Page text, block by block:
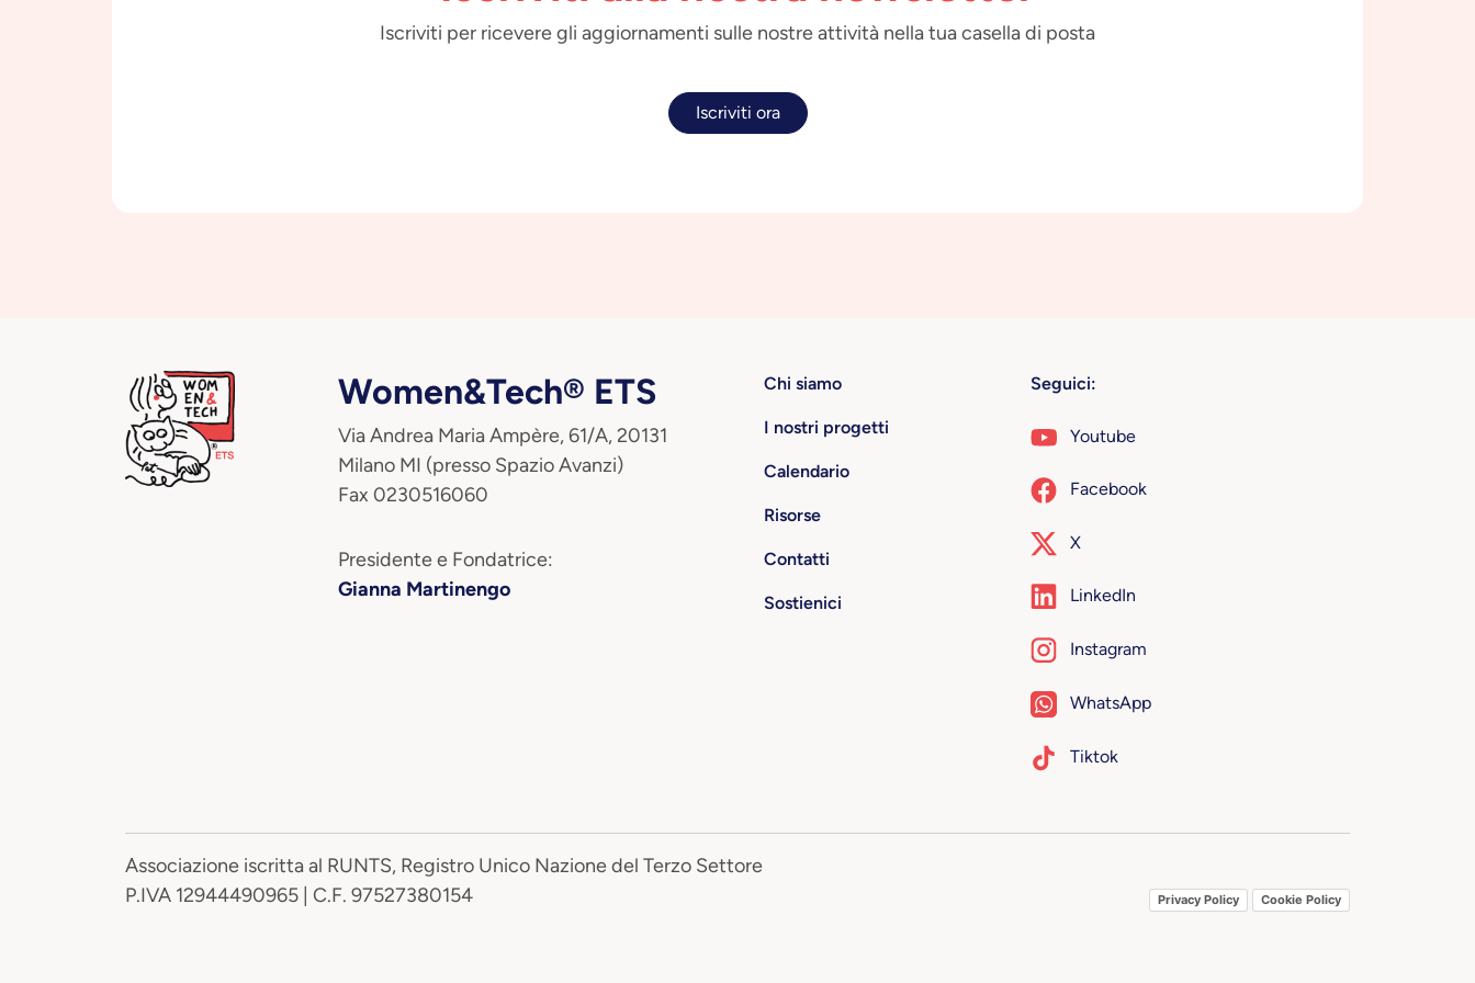
Iscriviti per ricevere gli aggiornamenti sulle nostre attività nella tua casella di posta
Iscriviti ora
Women&Tech® ETS
Via Andrea Maria Ampère, 61/A, 20131
Milano MI (presso Spazio Avanzi)
Fax 0230516060
Presidente e Fondatrice:
Gianna Martinengo
Chi siamo
I nostri progetti
Calendario
Risorse
Contatti
Sostienici
Seguici:
Youtube
Facebook
X
LinkedIn
Instagram
WhatsApp
Tiktok
Associazione iscritta al RUNTS, Registro Unico Nazione del Terzo Settore
P.IVA 12944490965 | C.F. 97527380154
Privacy Policy Cookie Policy